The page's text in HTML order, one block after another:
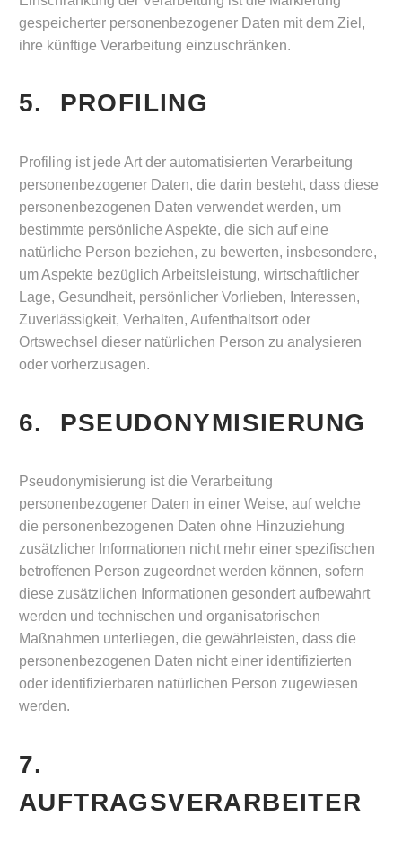
gespeicherter personenbezogener Daten mit dem Ziel,
ihre künftige Verarbeitung einzuschränken.
5. PROFILING
Profiling ist jede Art der automatisierten Verarbeitung
personenbezogener Daten, die darin besteht, dass diese
personenbezogenen Daten verwendet werden, um
bestimmte persönliche Aspekte, die sich auf eine
natürliche Person beziehen, zu bewerten, insbesondere,
um Aspekte bezüglich Arbeitsleistung, wirtschaftlicher
Lage, Gesundheit, persönlicher Vorlieben, Interessen,
Zuverlässigkeit, Verhalten, Aufenthaltsort oder
Ortswechsel dieser natürlichen Person zu analysieren
oder vorherzusagen.
6. PSEUDONYMISIERUNG
Pseudonymisierung ist die Verarbeitung
personenbezogener Daten in einer Weise, auf welche
die personenbezogenen Daten ohne Hinzuziehung
zusätzlicher Informationen nicht mehr einer spezifischen
betroffenen Person zugeordnet werden können, sofern
diese zusätzlichen Informationen gesondert aufbewahrt
werden und technischen und organisatorischen
Maßnahmen unterliegen, die gewährleisten, dass die
personenbezogenen Daten nicht einer identifizierten
oder identifizierbaren natürlichen Person zugewiesen
werden.
7.
AUFTRAGSVERARBEITER